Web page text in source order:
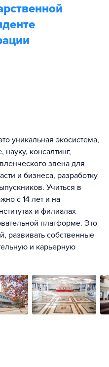
уникальная экосистема,
консалтинг,
звена для
и бизнеса, разработку
Учиться в
с 14 лет и на
и филиалах
платформе. Это
развивать собственные
и карьерную